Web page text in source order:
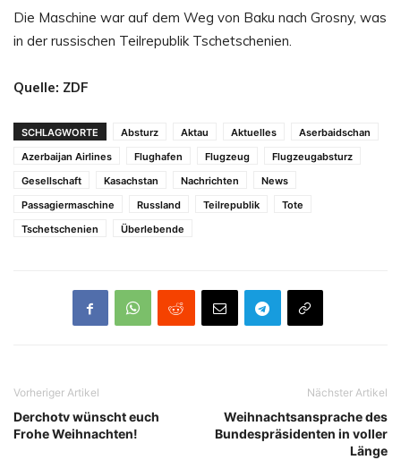
Die Maschine war auf dem Weg von Baku nach Grosny, was
in der russischen Teilrepublik Tschetschenien.
Quelle: ZDF
SCHLAGWORTE Absturz Aktau Aktuelles
Aserbaidschan
Azerbaijan Airlines
Flughafen Flugzeug
Flugzeugabsturz
Gesellschaft
Kasachstan Nachrichten
News
Passagiermaschine
Russland Teilrepublik
Tote
Tschetschenien
Überlebende
Vorheriger Artikel
Derchotv wünscht euch
Frohe Weihnachten!
Nächster Artikel
Weihnachtsansprache des
Bundespräsidenten in voller
Länge